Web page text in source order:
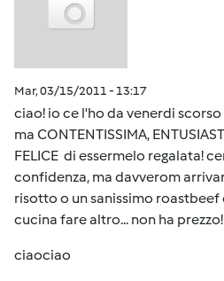
Mar, 03/15/2011 - 13:17
ciao! io ce l'ho da venerdi
ma CONTENTISSIMA,
FELICE di essermelo regalata!
confidenza, ma davverom
risotto o un sanissimo roastbeef
cucina fare altro... non ha prezzo!
ciaociao